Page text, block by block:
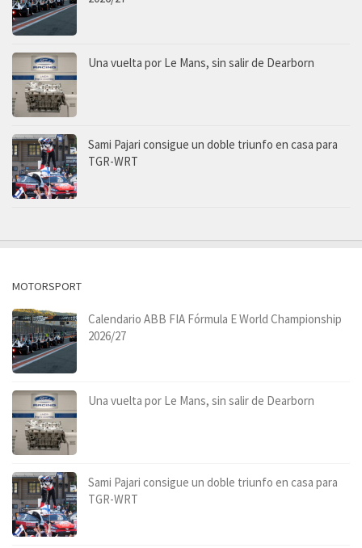
Una vuelta por Le Mans, sin salir de Dearborn
Sami Pajari consigue un doble triunfo en casa para
TGR-WRT
MOTORSPORT
Calendario ABB FIA Fórmula E World Championship
2026/27
Una vuelta por Le Mans, sin salir de Dearborn
Sami Pajari consigue un doble triunfo en casa para
TGR-WRT